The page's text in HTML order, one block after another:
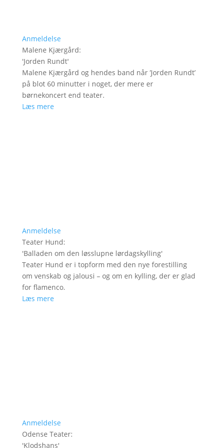
Anmeldelse
Malene Kjærgård:
'Jorden Rundt'
Malene Kjærgård og hendes band når ’Jorden Rundt’
på blot 60 minutter i noget, der mere er
børnekoncert end teater.
Læs mere
Anmeldelse
Teater Hund:
'Balladen om den løsslupne lørdagskylling'
Teater Hund er i topform med den nye forestilling
om venskab og jalousi – og om en kylling, der er glad
for flamenco.
Læs mere
Anmeldelse
Odense Teater:
'Klodshans'